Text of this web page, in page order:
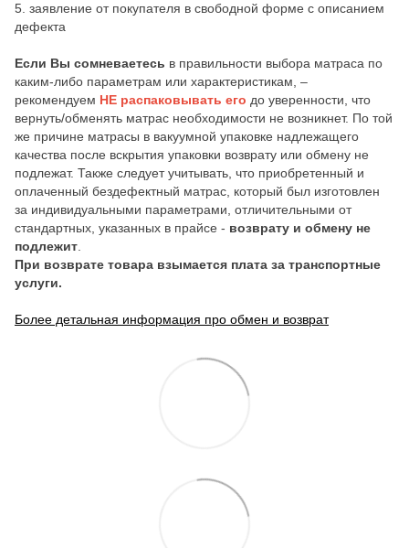
5. заявление от покупателя в свободной форме с описанием
дефекта
Если Вы сомневаетесь в правильности выбора матраса по
каким-либо параметрам или характеристикам, –
рекомендуем НЕ распаковывать его до уверенности, что
вернуть/обменять матрас необходимости не возникнет. По той
же причине матрасы в вакуумной упаковке надлежащего
качества после вскрытия упаковки возврату или обмену не
подлежат. Также следует учитывать, что приобретенный и
оплаченный бездефектный матрас, который был изготовлен
за индивидуальными параметрами, отличительными от
стандартных, указанных в прайсе - возврату и обмену не
подлежит.
При возврате товара взымается плата за транспортные
услуги.
Более детальная информация про обмен и возврат